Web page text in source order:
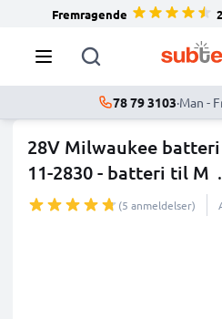
Fremragende
78 79 3103·Man -
28V Milwaukee batteri
11-2830 - batteri til M
(5 anmeldelser)